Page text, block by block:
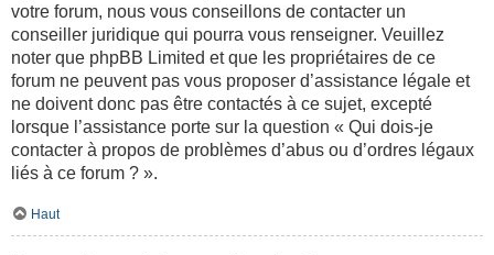
votre forum, nous vous conseillons de contacter un
conseiller juridique qui pourra vous renseigner. Veuillez
noter que phpBB Limited et que les propriétaires de ce
forum ne peuvent pas vous proposer d’assistance légale et
ne doivent donc pas être contactés à ce sujet, excepté
lorsque l’assistance porte sur la question « Qui dois-je
contacter à propos de problèmes d’abus ou d’ordres légaux
liés à ce forum ? ».
Haut